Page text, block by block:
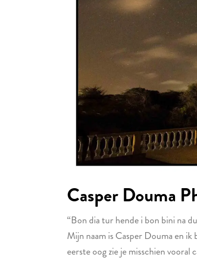
Casper Douma
“Bon dia tur hende i bon bini na
Mijn naam is Casper Douma en
eerste oog zie je misschien